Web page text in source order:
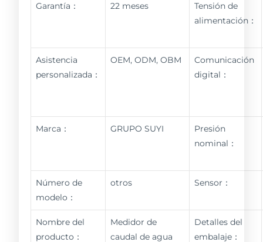
Garantía： 22 meses
Tensión de
alimentación：
Asistencia
personalizada：
OEM, ODM, OBM
Comunicación
digital：
Marca： GRUPO SUYI
Presión
nominal：
Número de
modelo：
otros Sensor：
Nombre del
producto：
Medidor de
caudal de agua
Detalles del
embalaje：